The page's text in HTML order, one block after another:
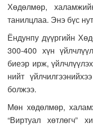
Хөдөлмөр,
танилцлаа. Энэ бүс
Ёндунпу дүүргийн
300-400 хүн
биеэр ирж,
нийт
болжээ.
Мөн хөдөлмөр,
“Виртуал хөтлөгч”